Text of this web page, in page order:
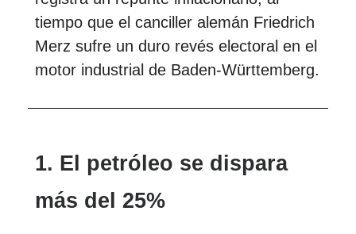
tiempo que el canciller alemán Friedrich
Merz sufre un duro revés electoral en el
motor industrial de Baden-Württemberg.
1. El petróleo se dispara
más del 25%